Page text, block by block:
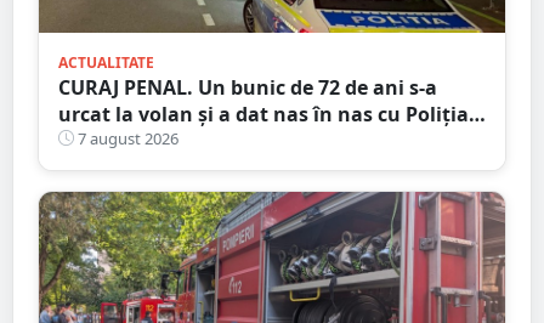
ACTUALITATE
CURAJ PENAL. Un bunic de 72 de ani s-a
urcat la volan și a dat nas în nas cu Poliția
Satu Mare
7 august 2026